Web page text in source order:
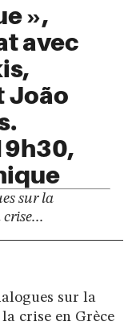
»,
avec
João
sur la
sur la
crise en Grèce